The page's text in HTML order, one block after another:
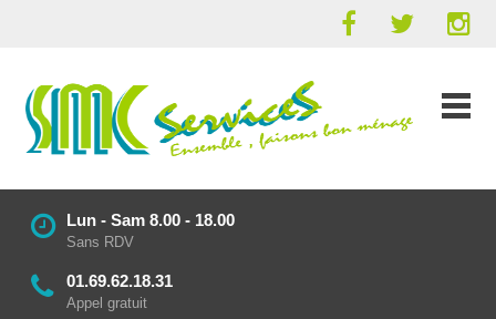
Lun - Sam 8.00 - 18.00
Sans RDV
01.69.62.18.31
Appel gratuit